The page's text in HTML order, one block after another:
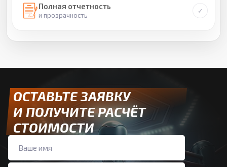
Полная отчетность
и прозрачность
ОСТАВЬТЕ ЗАЯВКУ
И ПОЛУЧИТЕ РАСЧЁТ
СТОИМОСТИ